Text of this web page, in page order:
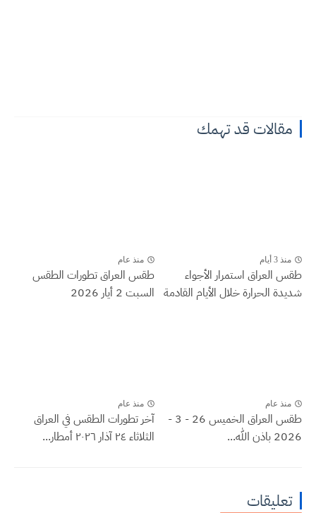
مقالات قد تهمك
منذ 3 أيام
طقس العراق ‏استمرار الأجواء
شديدة الحرارة خلال الأيام القادمة
منذ عام
طقس العراق تطورات الطقس
السبت 2 أيار 2026
منذ عام
طقس العراق الخميس 26 - 3 -
2026 باذن الله...
منذ عام
آخر تطورات الطقس في العراق
الثلاثاء ٢٤ آذار ٢٠٢٦ أمطار...
تعليقات